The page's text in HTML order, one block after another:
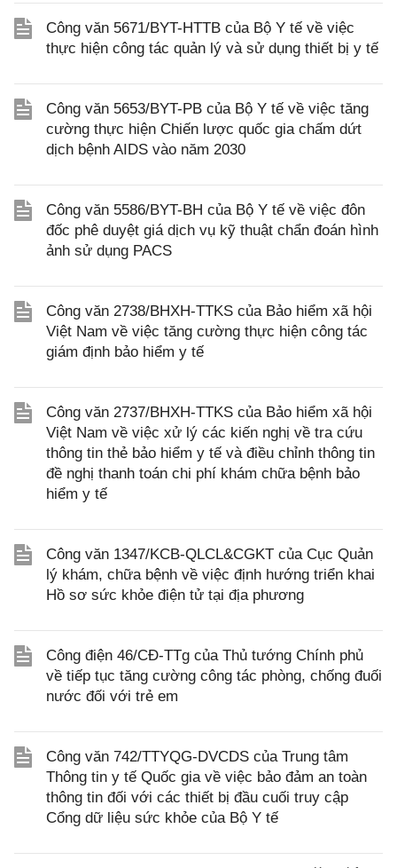
Công văn 5671/BYT-HTTB của Bộ Y tế về việc
thực hiện công tác quản lý và sử dụng thiết bị y tế
Công văn 5653/BYT-PB của Bộ Y tế về việc tăng
cường thực hiện Chiến lược quốc gia chấm dứt
dịch bệnh AIDS vào năm 2030
Công văn 5586/BYT-BH của Bộ Y tế về việc đôn
đốc phê duyệt giá dịch vụ kỹ thuật chẩn đoán hình
ảnh sử dụng PACS
Công văn 2738/BHXH-TTKS của Bảo hiểm xã hội
Việt Nam về việc tăng cường thực hiện công tác
giám định bảo hiểm y tế
Công văn 2737/BHXH-TTKS của Bảo hiểm xã hội
Việt Nam về việc xử lý các kiến nghị về tra cứu
thông tin thẻ bảo hiểm y tế và điều chỉnh thông tin
đề nghị thanh toán chi phí khám chữa bệnh bảo
hiểm y tế
Công văn 1347/KCB-QLCL&CGKT của Cục Quản
lý khám, chữa bệnh về việc định hướng triển khai
Hồ sơ sức khỏe điện tử tại địa phương
Công điện 46/CĐ-TTg của Thủ tướng Chính phủ
về tiếp tục tăng cường công tác phòng, chống đuối
nước đối với trẻ em
Công văn 742/TTYQG-DVCDS của Trung tâm
Thông tin y tế Quốc gia về việc bảo đảm an toàn
thông tin đối với các thiết bị đầu cuối truy cập
Cổng dữ liệu sức khỏe của Bộ Y tế